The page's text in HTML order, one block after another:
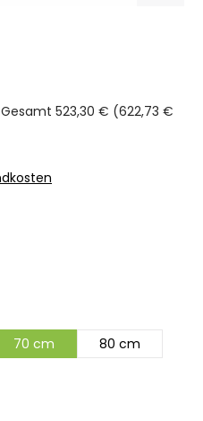
Gesamt 523,30 € (622,73 €
5 von 5 Sternen
70 cm
80 cm